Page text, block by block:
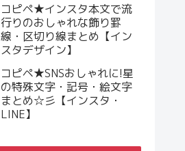
コピペ★インスタ本文で流
行りのおしゃれな飾り罫
線・区切り線まとめ【イン
スタデザイン】
コピペ★SNSおしゃれに!星
の特殊文字・記号・絵文字
まとめ☆彡【インスタ・
LINE】